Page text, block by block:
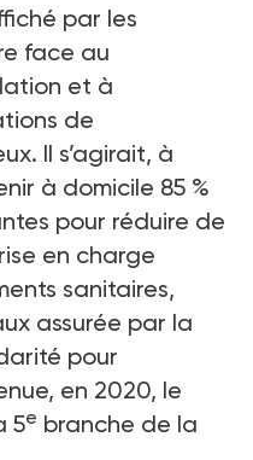
par les
face au
et à
de
Il s’agirait, à
à domicile 85 %
pour réduire de
en charge
sanitaires,
assurée par la
pour
en 2020, le
5e branche de la